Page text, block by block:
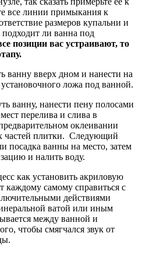
все линии примыкания к
размеров купальни и
ли ванна под
позиции вас устраивают, то
ванну вверх дном и нанести на
ложа под ванной.
ванну, нанести пену полосами
перелива и слива в
оклеивании
частей плитки. Следующий
посадка ванны на место, затем
и налить воду.
как установить акриловую
каждому самому справиться с
действиями
ватой или иным
между ванной и
чтобы смягчался звук от